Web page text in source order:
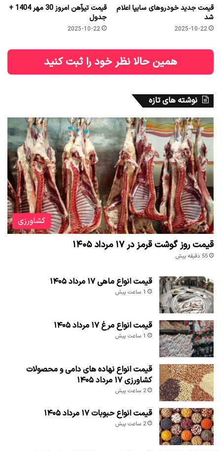
قیمت جدید خودروهای سایپا اعلام
شد
2025-10-22
قیمت تیرآهن امروز 30 مهر 1404 +
جدول
2025-10-22
همین حالا نظر خود را ثبت کنید
نوشته های تازه
کشاورزی
قیمت روز گوشت قرمز در ۱۷ مرداد ۱۴۰۵
55 دقیقه پیش
قیمت انواع ماهی ۱۷ مرداد ۱۴۰۵
1 ساعت پیش
قیمت انواع مرغ ۱۷ مرداد ۱۴۰۵
1 ساعت پیش
قیمت انواع نهاده های دامی و محصولات
کشاورزی ۱۷ مرداد ۱۴۰۵
2 ساعت پیش
قیمت انواع حبوبات ۱۷ مرداد ۱۴۰۵
2 ساعت پیش